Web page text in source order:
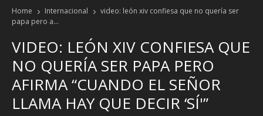
Home Internacional
video: león xiv confiesa que no quería ser
papa pero a...
VIDEO: LEÓN XIV CONFIESA QUE
NO QUERÍA SER PAPA PERO
AFIRMA “CUANDO EL SEÑOR
LLAMA HAY QUE DECIR ‘SÍ'”